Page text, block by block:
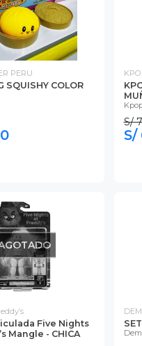
PERU
SQUISHY COLOR
S/
S/
Five Nights
Mangle - CHICA